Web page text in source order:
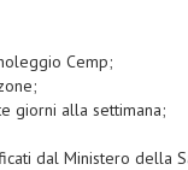
Cemp;
giorni alla settimana;
dal Ministero della